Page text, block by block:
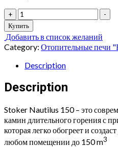
+
Печь
отопительная
Ермак
Stoker
NAUTILUS
150
quantity
-
Купить
Добавить в список желаний
Category: Отопительные печи
Description
Description
Stoker Nautilus 150 – это
камин длительного горения с
которая легко обогреет и
любом помещении до 150 m3